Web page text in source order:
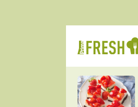
RYCHLOVKY